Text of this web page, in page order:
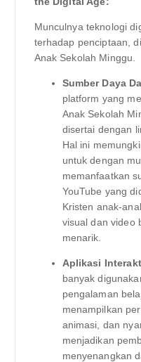
Munculnya teknologi
terhadap penciptaan,
Anak Sekolah Minggu.
Sumber Daya
platform yang
Anak Sekolah
disertai dengan
Hal ini
untuk dengan
memanfaatkan
YouTube yang
Kristen anak-
visual dan video
menarik.
Aplikasi
banyak
pengalaman
menampilkan
animasi, dan
menjadikan
menyenangkan